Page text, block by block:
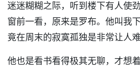
迷迷糊糊之际，听到楼下有人使
窗前一看，原来是罗布。他叫我
竟在周末的寂寞孤独是非常让人难
他也是看书看得极其无聊，才想